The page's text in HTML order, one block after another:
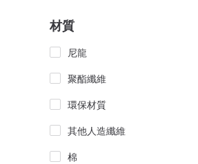
材質
尼龍
聚酯纖維
環保材質
其他人造纖維
棉